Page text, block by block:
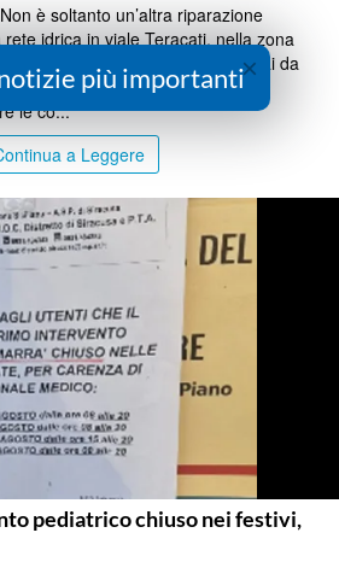
è soltanto un’altra riparazione
idrica in viale Teracati, nella zona
tassello di una crisi che, ormai da
dei siracusani e che ha cambiato
le co...
a Leggere
pediatrico chiuso nei festivi,
×
più importanti